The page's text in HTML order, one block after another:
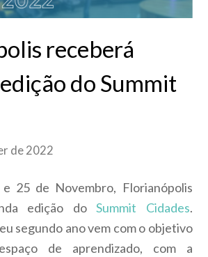
receberá
do Summit
de 2022
25 de Novembro, Florianópolis
edição doSummit Cidades.
segundo ano vem com o objetivo
de aprendizado, com a